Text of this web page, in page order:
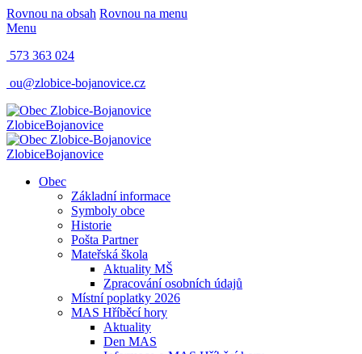
Rovnou na obsah Rovnou na menu
Menu
573 363 024
ou@zlobice-bojanovice.cz
ZlobiceBojanovice
ZlobiceBojanovice
Obec
Základní informace
Symboly obce
Historie
Pošta Partner
Mateřská škola
Aktuality MŠ
Zpracování osobních údajů
Místní poplatky 2026
MAS Hříběcí hory
Aktuality
Den MAS